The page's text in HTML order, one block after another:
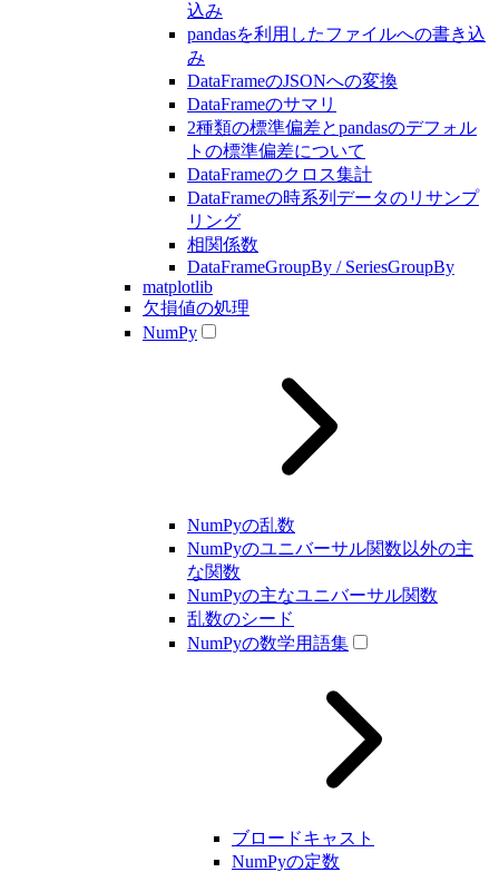
込み
pandasを利用したファイルへの書き込
み
DataFrameのJSONへの変換
DataFrameのサマリ
2種類の標準偏差とpandasのデフォル
トの標準偏差について
DataFrameのクロス集計
DataFrameの時系列データのリサンプ
リング
相関係数
DataFrameGroupBy / SeriesGroupBy
matplotlib
欠損値の処理
NumPy
NumPyの乱数
NumPyのユニバーサル関数以外の主
な関数
NumPyの主なユニバーサル関数
乱数のシード
NumPyの数学用語集
ブロードキャスト
NumPyの定数